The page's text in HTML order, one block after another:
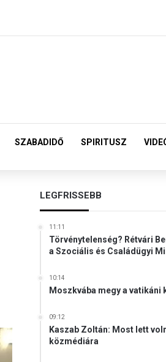
SZABADIDŐ SPIRITUSZ
LEGFRISSEBB
11:11
Törvénytelenség? Rétvári
a Szociális és Családügyi
10:14
Moszkvába megy a vatikáni
09:12
Kaszab Zoltán: Most lett
közmédiára